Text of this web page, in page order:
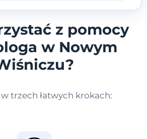
z pomocy
w Nowym
trzech łatwych krokach: